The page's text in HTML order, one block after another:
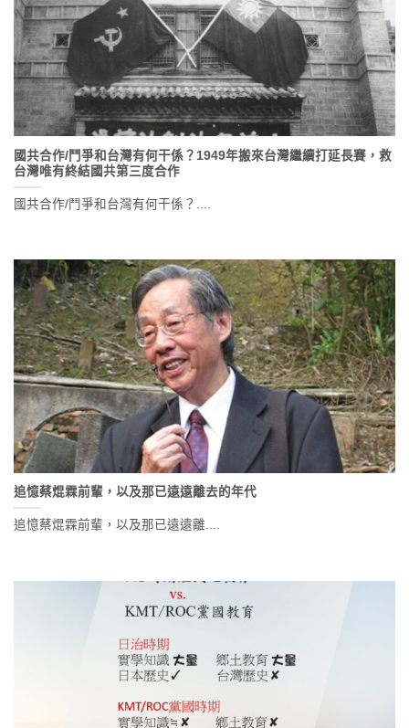
國共合作/鬥爭和台灣有何干係？1949年搬來台灣繼續打延長賽，救
台灣唯有終結國共第三度合作
國共合作/鬥爭和台灣有何干係？....
追憶蔡焜霖前輩，以及那已遠遠離去的年代
追憶蔡焜霖前輩，以及那已遠遠離....